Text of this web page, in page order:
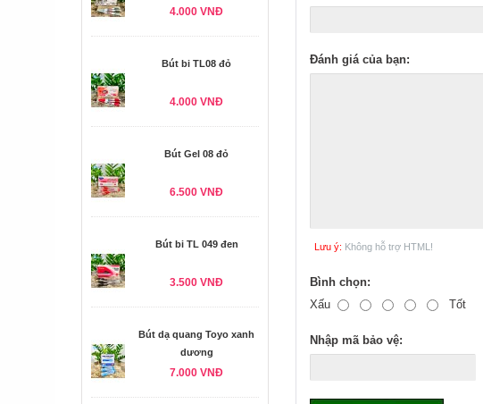
4.000 VNĐ
Bút bi TL08 đỏ
4.000 VNĐ
Bút Gel 08 đỏ
6.500 VNĐ
Bút bi TL 049 đen
3.500 VNĐ
Bút dạ quang Toyo xanh
dương
7.000 VNĐ
Đánh giá của bạn:
Lưu ý: Không hỗ trợ HTML!
Bình chọn:
Xấu
Tốt
Nhập mã bảo vệ: